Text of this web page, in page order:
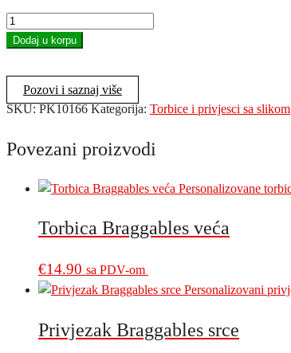
Torbica
Braggables
količina
Dodaj u korpu
Pozovi i saznaj više
SKU: PK10166 Kategorija: Torbice i privjesci sa slikom
Povezani proizvodi
Torbica Braggables veća
€14.90 sa PDV-om
Privjezak Braggables srce